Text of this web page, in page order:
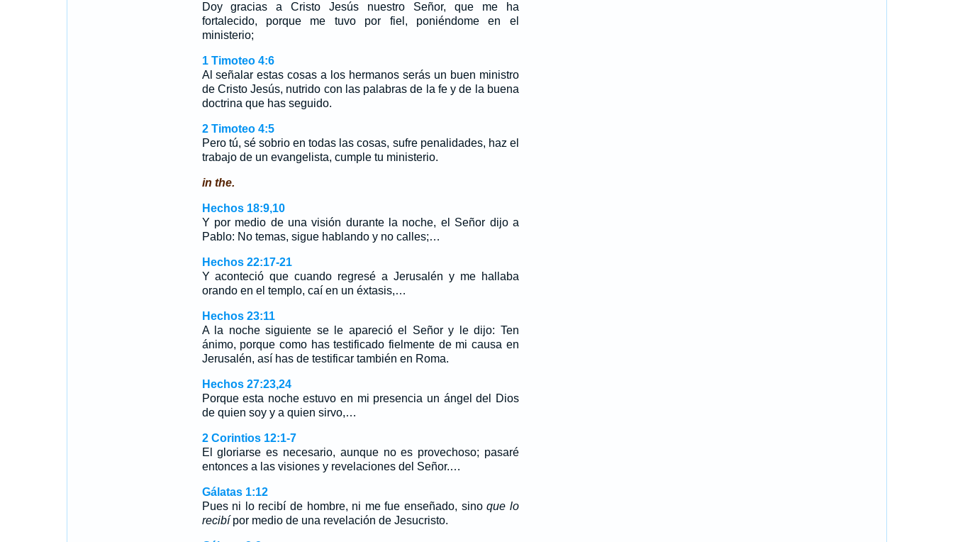
Doy gracias a Cristo Jesús nuestro Señor, que me ha
fortalecido, porque me tuvo por fiel, poniéndome en el
ministerio;
1 Timoteo 4:6
Al señalar estas cosas a los hermanos serás un buen ministro
de Cristo Jesús, nutrido con las palabras de la fe y de la buena
doctrina que has seguido.
2 Timoteo 4:5
Pero tú, sé sobrio en todas las cosas, sufre penalidades, haz el
trabajo de un evangelista, cumple tu ministerio.
in the.
Hechos 18:9,10
Y por medio de una visión durante la noche, el Señor dijo a
Pablo: No temas, sigue hablando y no calles;…
Hechos 22:17-21
Y aconteció que cuando regresé a Jerusalén y me hallaba
orando en el templo, caí en un éxtasis,…
Hechos 23:11
A la noche siguiente se le apareció el Señor y le dijo: Ten
ánimo, porque como has testificado fielmente de mi causa en
Jerusalén, así has de testificar también en Roma.
Hechos 27:23,24
Porque esta noche estuvo en mi presencia un ángel del Dios
de quien soy y a quien sirvo,…
2 Corintios 12:1-7
El gloriarse es necesario, aunque no es provechoso; pasaré
entonces a las visiones y revelaciones del Señor.…
Gálatas 1:12
Pues ni lo recibí de hombre, ni me fue enseñado, sinoque lo
recibípor medio de una revelación de Jesucristo.